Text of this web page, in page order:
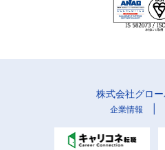
株式会社グロ
企業情報